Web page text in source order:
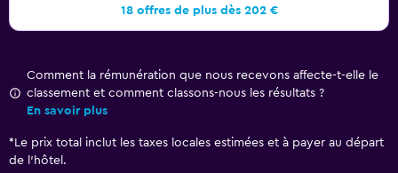
18 offres de plus dès 202 €
Comment la rémunération que nous recevons affecte-t-elle le
classement et comment classons-nous les résultats ?
En savoir plus
* Le prix total inclut les taxes locales estimées et à payer au départ
de l’hôtel.